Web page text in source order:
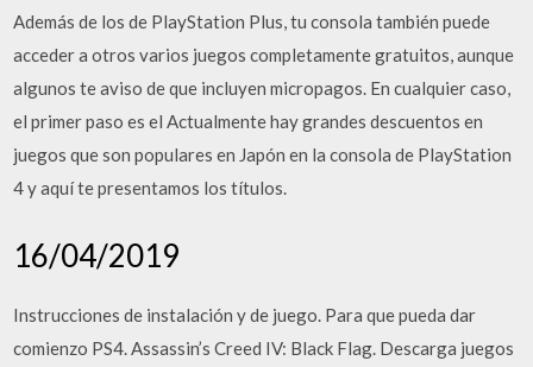
Además de los de PlayStation Plus, tu consola también puede
acceder a otros varios juegos completamente gratuitos, aunque
algunos te aviso de que incluyen micropagos. En cualquier caso,
el primer paso es el Actualmente hay grandes descuentos en
juegos que son populares en Japón en la consola de PlayStation
4 y aquí te presentamos los títulos.
16/04/2019
Instrucciones de instalación y de juego. Para que pueda dar
comienzo PS4. Assassin’s Creed IV: Black Flag. Descarga juegos